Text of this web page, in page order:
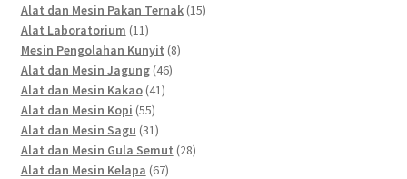
products
Alat dan Mesin Pakan Ternak 1515
Alat Laboratorium 1111
products
Mesin Pengolahan Kunyit 88
Alat dan Mesin Jagung 4646
Alat dan Mesin Kakao 4141
Alat dan Mesin Kopi 5555
products
Alat dan Mesin Sagu 3131
products
Alat dan Mesin Gula Semut 2828
Alat dan Mesin Kelapa 6767